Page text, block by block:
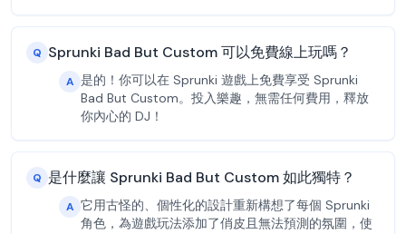
Q Sprunki Bad But Custom 可以免費線上玩嗎？
A 是的！你可以在 Sprunki 遊戲上免費享受 Sprunki
Bad But Custom。投入樂趣，無需任何費用，釋放
你內心的 DJ！
Q 是什麼讓 Sprunki Bad But Custom 如此獨特？
A 它用古怪的、個性化的設計重新構想了每個 Sprunki
角色，為遊戲玩法添加了俏皮且無法預測的氛圍，使